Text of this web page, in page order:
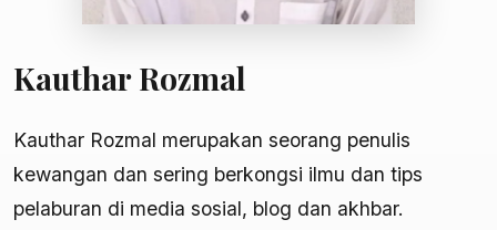
Kauthar Rozmal
Kauthar Rozmal merupakan seorang penulis
kewangan dan sering berkongsi ilmu dan tips
pelaburan di media sosial, blog dan akhbar.